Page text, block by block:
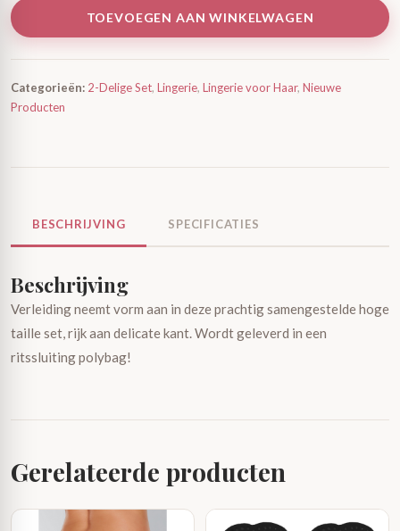
TOEVOEGEN AAN WINKELWAGEN
Categorieën: 2-Delige Set, Lingerie, Lingerie voor Haar, Nieuwe
Producten
BESCHRIJVING SPECIFICATIES
Beschrijving
Verleiding neemt vorm aan in deze prachtig samengestelde hoge
taille set, rijk aan delicate kant. Wordt geleverd in een
ritssluiting polybag!
Gerelateerde producten